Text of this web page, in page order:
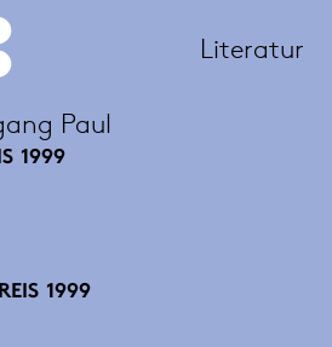
Literatur
Paul
1999
1999